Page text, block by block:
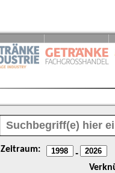
Zeitraum: -